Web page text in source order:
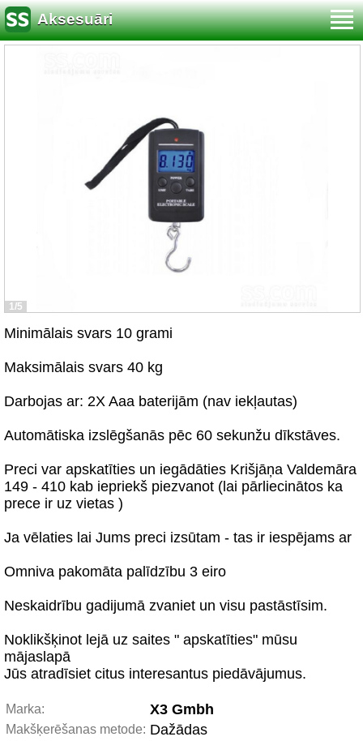
Aksesuāri
1/5
Minimālais svars 10 grami
Maksimālais svars 40 kg
Darbojas ar: 2X Aaa baterijām (nav iekļautas)
Automātiska izslēgšanās pēc 60 sekunžu dīkstāves.
Preci var apskatīties un iegādāties Krišjāņa Valdemāra
149 - 410 kab iepriekš piezvanot (lai pārliecinātos ka
prece ir uz vietas )
Ja vēlaties lai Jums preci izsūtam - tas ir iespējams ar
Omniva pakomāta palīdzību 3 eiro
Neskaidrību gadijumā zvaniet un visu pastāstīsim.
Noklikšķinot lejā uz saites " apskatīties" mūsu
mājaslapā
Jūs atradīsiet citus interesantus piedāvājumus.
Marka: X3 Gmbh
Makšķerēšanas metode: Dažādas